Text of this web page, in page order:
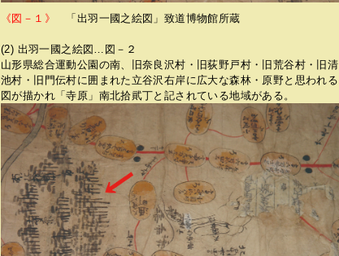
《図－１》 「出羽一國之絵図」致道博物館所蔵
(2) 出羽一國之絵図…図－２
山形県総合運動公園の南、旧奈良沢村・旧荻野戸村・旧荒谷村・旧清
池村・旧門伝村に囲まれた立谷沢右岸に広大な森林・原野と思われる
図が描かれ「寺原」南北拾貮丁と記されている地域がある。